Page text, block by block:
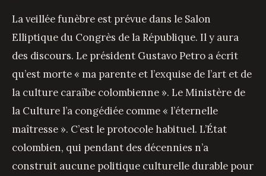
La veillée funèbre est prévue dans le Salon
Elliptique du Congrès de la République. Il y aura
des discours. Le président Gustavo Petro a écrit
qu’est morte « ma parente et l’exquise de l’art et de
la culture caraïbe colombienne ». Le Ministère de
la Culture l’a congédiée comme « l’éternelle
maîtresse ». C’est le protocole habituel. L’État
colombien, qui pendant des décennies n’a
construit aucune politique culturelle durable pour